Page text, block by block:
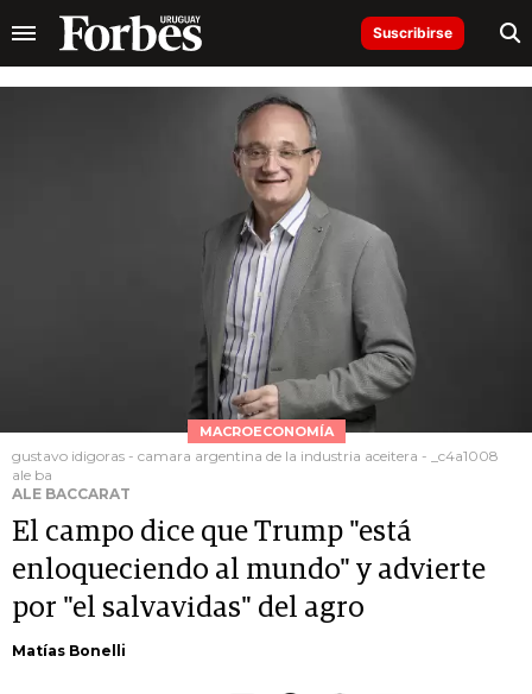
Suscribirse
MACROECONOMÍA
gustavo idigoras - camara argentina de la industria aceitera - _c4a1008
ale ba
ALE BACCARAT
El campo dice que Trump "está
enloqueciendo al mundo" y advierte
por "el salvavidas" del agro
Matías Bonelli